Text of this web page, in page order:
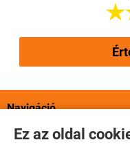
Ez az oldal

Navigáció
Saját fiók